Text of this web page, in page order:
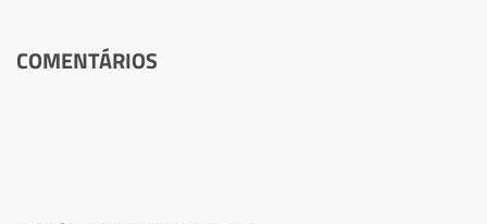
COMENTÁRIOS